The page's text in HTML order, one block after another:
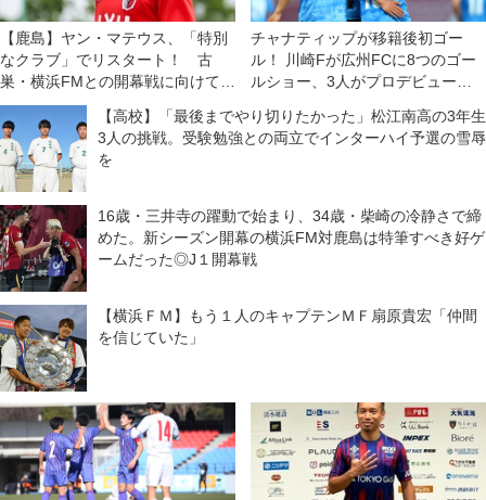
【鹿島】ヤン・マテウス、「特別
なクラブ」でリスタート！ 古
巣・横浜FMとの開幕戦に向けては
「感情的な試合になる」が「勝利
を求めたい！」
チャナティップが移籍後初ゴー
ル！ 川崎Fが広州FCに8つのゴー
ルショー、3人がプロデビュー
【高校】「最後までやり切りたかった」松江南高の3年生
3人の挑戦。受験勉強との両立でインターハイ予選の雪辱
を
16歳・三井寺の躍動で始まり、34歳・柴崎の冷静さで締
めた。新シーズン開幕の横浜FM対鹿島は特筆すべき好ゲ
ームだった◎J１開幕戦
【横浜ＦＭ】もう１人のキャプテンＭＦ扇原貴宏「仲間
を信じていた」